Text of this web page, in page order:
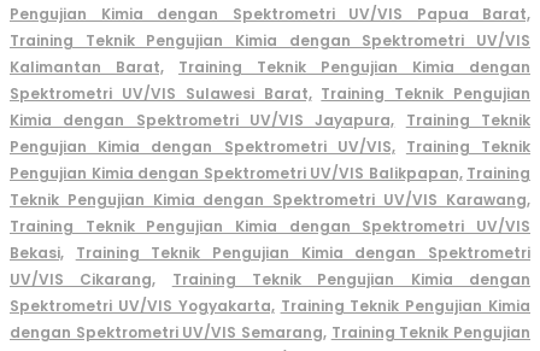
Pengujian Kimia dengan Spektrometri UV/VIS Papua Barat,
Training Teknik Pengujian Kimia dengan Spektrometri UV/VIS
Kalimantan Barat,
Training Teknik Pengujian Kimia dengan
Spektrometri UV/VIS Sulawesi Barat, Training Teknik Pengujian
Kimia dengan Spektrometri UV/VIS Jayapura,
Training Teknik
Pengujian Kimia dengan Spektrometri UV/VIS,
Training Teknik
Pengujian Kimia dengan Spektrometri UV/VIS Balikpapan, Training
Teknik Pengujian Kimia dengan Spektrometri UV/VIS Karawang,
Training Teknik Pengujian Kimia dengan Spektrometri UV/VIS
Bekasi,
Training Teknik Pengujian Kimia dengan Spektrometri
UV/VIS Cikarang, Training Teknik Pengujian Kimia dengan
Spektrometri UV/VIS Yogyakarta, Training Teknik Pengujian Kimia
dengan Spektrometri UV/VIS Semarang, Training Teknik Pengujian